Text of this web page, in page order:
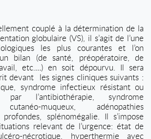
couplé à la détermination de la
globulaire (VS), il s’agit de l’une
les plus courantes et l’on
bilan (de santé, préopératoire, de
etc.…) en soit dépourvu. Il sera
devant les signes cliniques suivants :
syndrome infectieux résistant ou
l’antibiothérapie, syndrome
muqueux, adénopathies
splénomégalie. Il s’impose
relevant de l’urgence: état de
nécrotique, hyperthermie avec